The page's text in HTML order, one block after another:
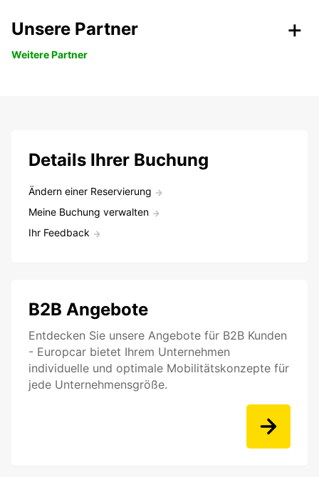
Unsere Partner
Weitere Partner
Details Ihrer Buchung
Ändern einer Reservierung
Meine Buchung verwalten
Ihr Feedback
B2B Angebote
Entdecken Sie unsere Angebote für B2B Kunden
- Europcar bietet Ihrem Unternehmen
individuelle und optimale Mobilitätskonzepte für
jede Unternehmensgröße.